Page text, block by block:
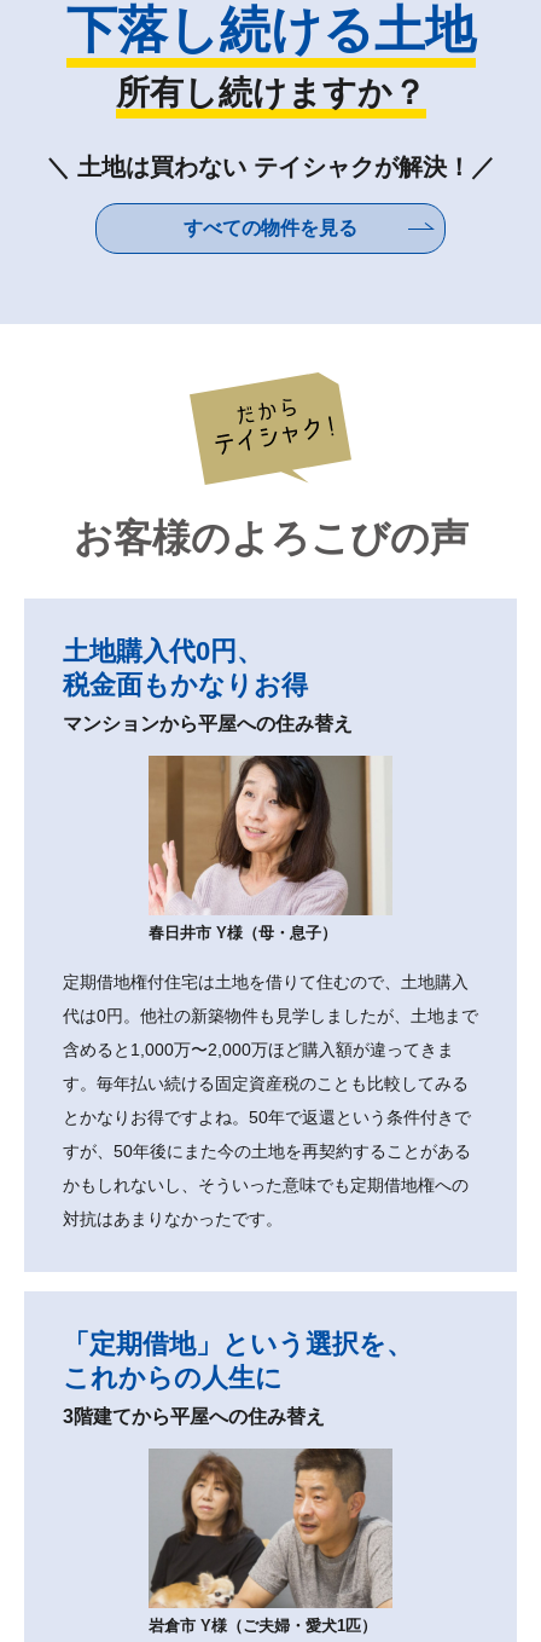
下落し続ける土地
所有し続けますか？
＼ 土地は買わない テイシャクが解決！／
すべての物件を見る
お客様のよろこびの声
土地購入代0円、
税金面もかなりお得
マンションから平屋への住み替え
定期借地権付住宅は土地を借りて住むので、土地購入
代は0円。他社の新築物件も見学しましたが、土地まで
含めると1,000万〜2,000万ほど購入額が違ってきま
す。毎年払い続ける固定資産税のことも比較してみる
とかなりお得ですよね。50年で返還という条件付きで
すが、50年後にまた今の土地を再契約することがある
かもしれないし、そういった意味でも定期借地権への
対抗はあまりなかったです。
春日井市 Y様（母・息子）
「定期借地」という選択を、
これからの人生に
3階建てから平屋への住み替え
岩倉市 Y様（ご夫婦・愛犬1匹）